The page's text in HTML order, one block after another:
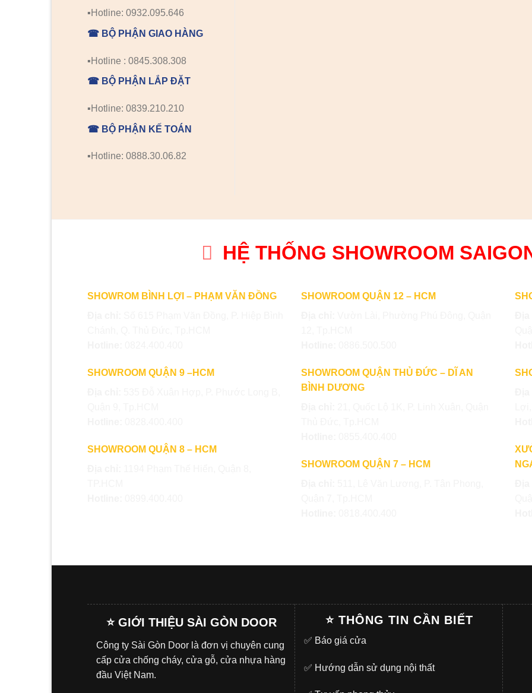
▪️Hotline: 0932.095.646
☎ BỘ PHẬN GIAO HÀNG
▪️Hotline : 0845.308.308
☎ BỘ PHẬN LẮP ĐẶT
▪️Hotline: 0839.210.210
☎ BỘ PHẬN KẾ TOÁN
▪️Hotline: 0888.30.06.82
HỆ THỐNG SHOWROOM
SHOWROM BÌNH LỢI – PHẠM VĂN ĐỒNG
SHOWROOM QUẬN 9 –HCM
SHOWROOM QUẬN 8 – HCM
SHOWROOM QUẬN 12 – HCM
SHOWROOM QUẬN THỦ ĐỨC – DĨ AN
BÌNH DƯƠNG
SHOWROOM QUẬN 7 – HCM
⭐ GIỚI THIỆU SÀI GÒN DOOR
Công ty Sài Gòn Door là đơn vị chuyên cung
cấp cửa chống cháy, cửa gỗ, cửa nhựa hàng
đầu Việt Nam.
⭐ THÔNG TIN CẦN BIẾT
✅ Báo giá cửa
✅ Hướng dẫn sử dụng nội thất